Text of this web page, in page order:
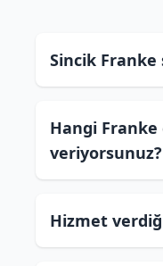
Sincik
Hangi
veriyorsunuz?
Hizmet